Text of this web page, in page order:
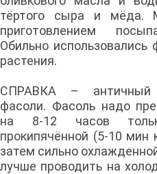
тёртого сыра и мёда.
приготовлением
Обильно
растения.
СПРАВКА – античный
фасоли. Фасоль надо
на 8-12 часов
прокипячённой (5-10 мин
затем сильно
лучше проводить на